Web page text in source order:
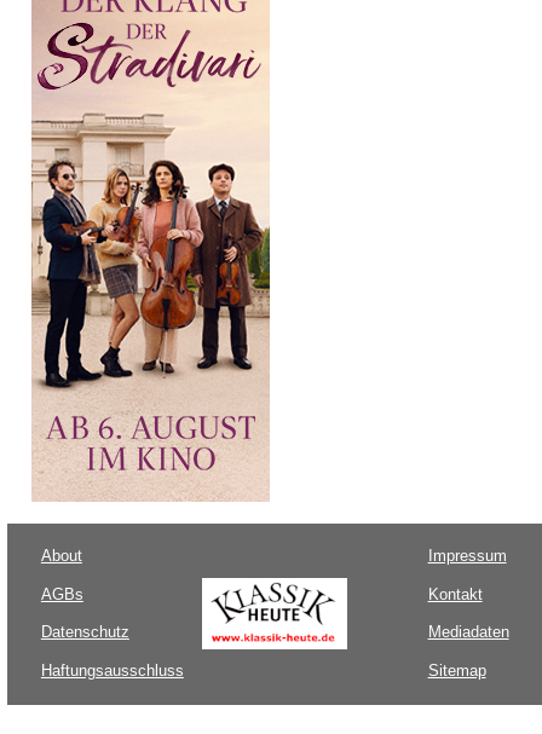
About
AGBs
Datenschutz
Haftungsausschluss
Impressum
Kontakt
Mediadaten
Sitemap